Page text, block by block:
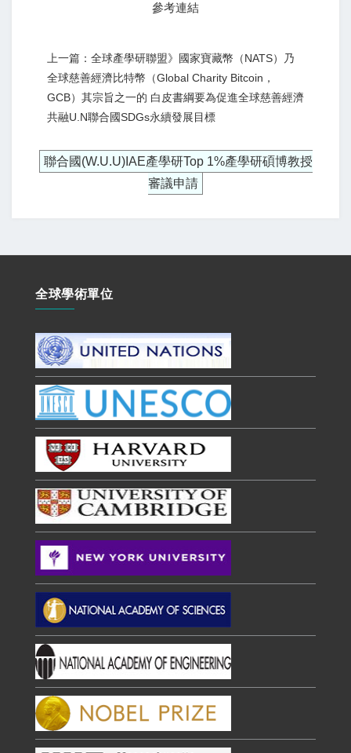
參考連結
上一篇：全球產學研聯盟》國家寶藏幣（NATS）乃
全球慈善經濟比特幣（Global Charity Bitcoin，
GCB）其宗旨之一的 白皮書綱要為促進全球慈善經濟
共融U.N聯合國SDGs永續發展目標
聯合國(W.U.U)IAE產學研Top 1%產學研碩博教授
審議申請
全球學術單位